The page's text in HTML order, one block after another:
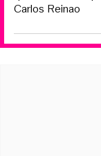
Carlos Reinao